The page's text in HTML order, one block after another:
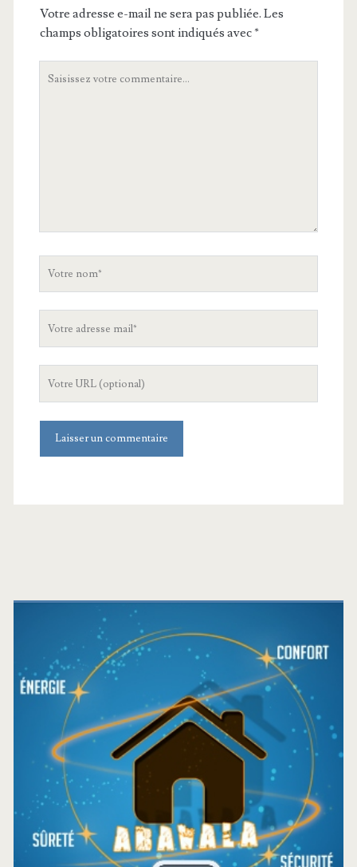
Votre adresse e-mail ne sera pas publiée. Les
champs obligatoires sont indiqués avec*
site
Barre
latérale
principale